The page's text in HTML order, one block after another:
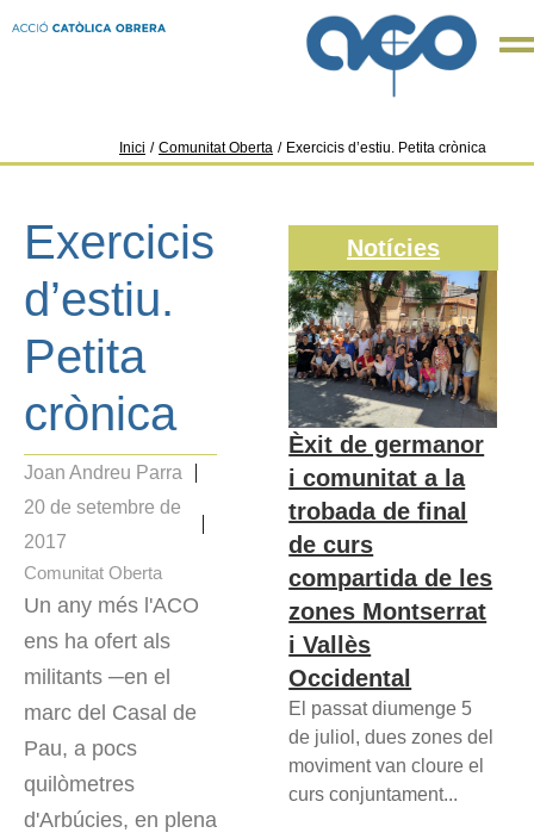
Inici / Comunitat Oberta / Exercicis d’estiu. Petita crònica
Exercicis
d’estiu.
Petita
crònica
Joan Andreu Parra
20 de setembre de
2017
Comunitat Oberta
Un any més l'ACO
ens ha ofert als
militants ─en el
marc del Casal de
Pau, a pocs
quilòmetres
d'Arbúcies, en plena
Notícies
Èxit de germanor
i comunitat a la
trobada de final
de curs
compartida de les
zones Montserrat
i Vallès
Occidental
El passat diumenge 5
de juliol, dues zones del
moviment van cloure el
curs conjuntament...